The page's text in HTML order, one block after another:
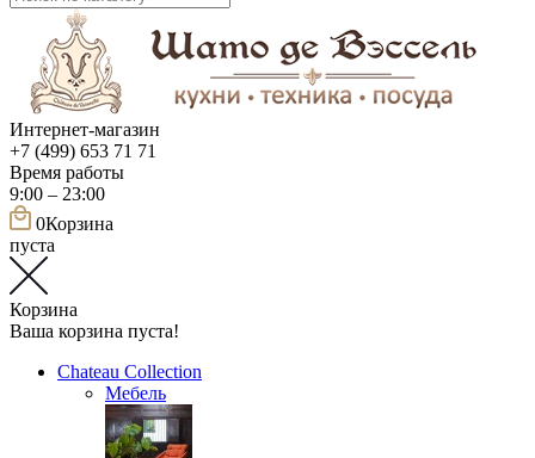
Интернет-магазин
+7 (499) 653 71 71
Время работы
9:00 – 23:00
0Корзина
пуста
Корзина
Ваша корзина пуста!
Chateau Collection
Мебель